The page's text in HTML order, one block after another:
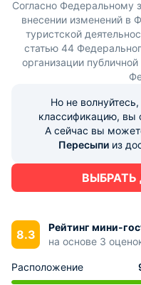
Согласно Федеральному
внесении изменений в
туристской
статью 44
организации
Но не
классификацию, вы
А сейчас вы
Пересыпииз
ВЫБРАТЬ
8.3
Рейтинг мини-
на основе 3
Расположение